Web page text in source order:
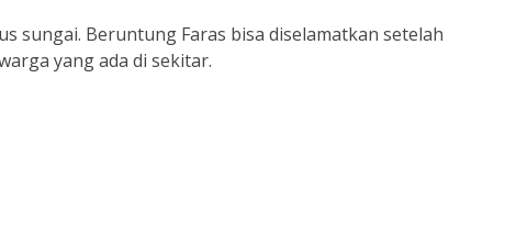
sungai. Beruntung Faras bisa diselamatkan setelah
yang ada di sekitar.